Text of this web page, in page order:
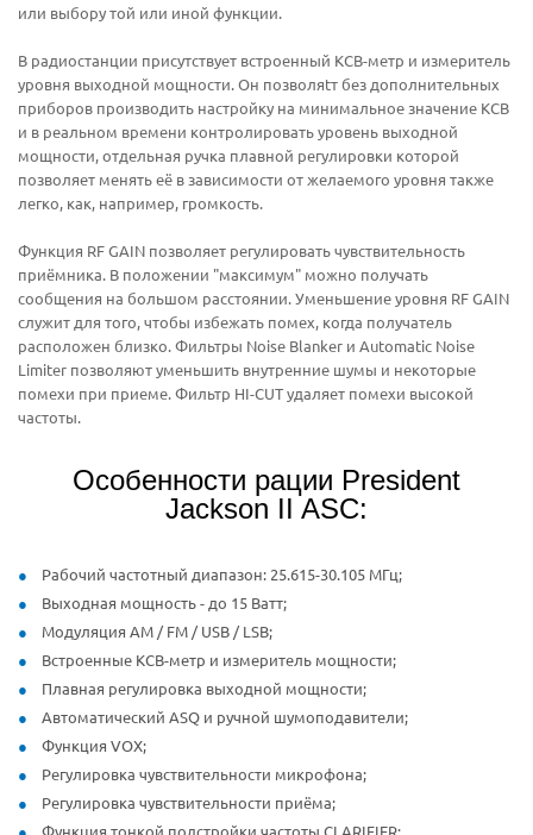
или выбору той или иной функции.
В радиостанции присутствует встроенный КСВ-метр и измеритель
уровня выходной мощности. Он позволяtт без дополнительных
приборов производить настройку на минимальное значение КСВ
и в реальном времени контролировать уровень выходной
мощности, отдельная ручка плавной регулировки которой
позволяет менять её в зависимости от желаемого уровня также
легко, как, например, громкость.
Функция RF GAIN позволяет регулировать чувствительность
приёмника. В положении "максимум" можно получать
сообщения на большом расстоянии. Уменьшение уровня RF GAIN
служит для того, чтобы избежать помех, когда получатель
расположен близко. Фильтры Noise Blanker и Automatic Noise
Limiter позволяют уменьшить внутренние шумы и некоторые
помехи при приеме. Фильтр HI-CUT удаляет помехи высокой
частоты.
Особенности рации President
Jackson II ASC:
Рабочий частотный диапазон: 25.615-30.105 МГц;
Выходная мощность - до 15 Ватт;
Модуляция AM / FM / USB / LSB;
Встроенные КСВ-метр и измеритель мощности;
Плавная регулировка выходной мощности;
Автоматический ASQ и ручной шумоподавители;
Функция VOX;
Регулировка чувствительности микрофона;
Регулировка чувствительности приёма;
Функция тонкой подстройки частоты CLARIFIER;